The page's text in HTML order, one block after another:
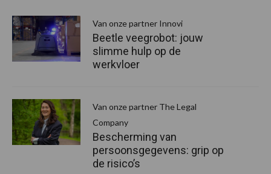
Van onze partner Innovi
Beetle veegrobot: jouw
slimme hulp op de
werkvloer
Van onze partner The Legal
Company
Bescherming van
persoonsgegevens: grip op
de risico’s